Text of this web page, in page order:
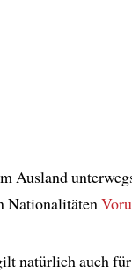
Ausland
Nationalitäten
natürlich auch